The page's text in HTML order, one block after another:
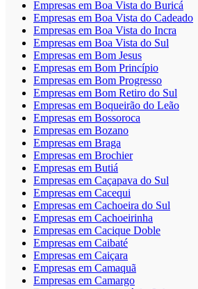
Empresas em Boa Vista do Buricá
Empresas em Boa Vista do Cadeado
Empresas em Boa Vista do Incra
Empresas em Boa Vista do Sul
Empresas em Bom Jesus
Empresas em Bom Princípio
Empresas em Bom Progresso
Empresas em Bom Retiro do Sul
Empresas em Boqueirão do Leão
Empresas em Bossoroca
Empresas em Bozano
Empresas em Braga
Empresas em Brochier
Empresas em Butiá
Empresas em Caçapava do Sul
Empresas em Cacequi
Empresas em Cachoeira do Sul
Empresas em Cachoeirinha
Empresas em Cacique Doble
Empresas em Caibaté
Empresas em Caiçara
Empresas em Camaquã
Empresas em Camargo